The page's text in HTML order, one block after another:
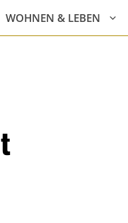
WOHNEN & LEBEN